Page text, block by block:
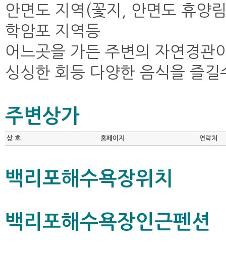
안면도 지역(꽃지, 안면도 휴양
학암포 지역등
어느곳을 가든 주변의 자연경관
싱싱한 회등 다양한 음식을 즐길
주변상가
상 호 홈페이지 연락처
백리포해수욕장위치
백리포해수욕장인근펜션